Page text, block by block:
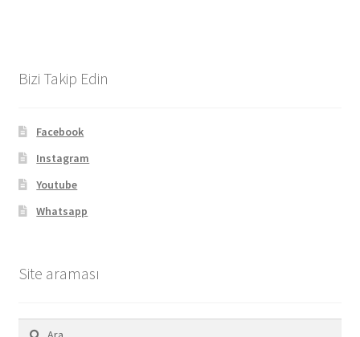
Bizi Takip Edin
Facebook
Instagram
Youtube
Whatsapp
Site araması
Arama: